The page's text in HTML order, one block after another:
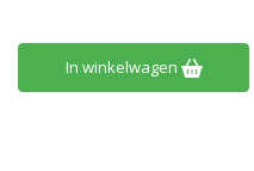
In winkelwagen